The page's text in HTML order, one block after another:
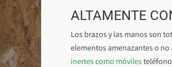
ALTAMENTE
Los brazos y las manos son
elementos amenazantes o
inertes como móviles